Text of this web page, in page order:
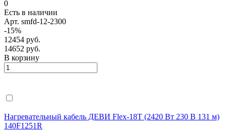
0
Есть в наличии
Арт. smfd-12-2300
-15%
12454 руб.
14652 руб.
В корзину
Нагревательный кабель ДЕВИ Flex-18T (2420 Вт 230 В 131 м)
140F1251R